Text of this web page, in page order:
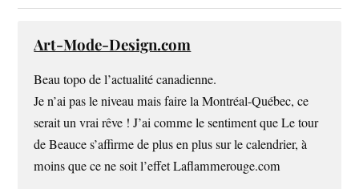
Art-Mode-Design.com
Beau topo de l’actualité canadienne.
Je n’ai pas le niveau mais faire la Montréal-Québec, ce
serait un vrai rêve ! J’ai comme le sentiment que Le tour
de Beauce s’affirme de plus en plus sur le calendrier, à
moins que ce ne soit l’effet Laflammerouge.com